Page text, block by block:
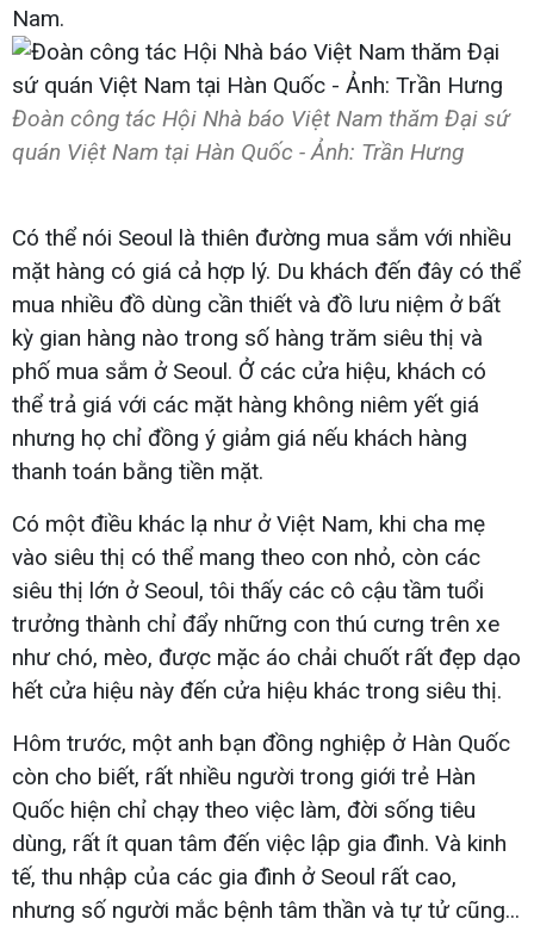
Nam.
Đoàn công tác Hội Nhà báo Việt Nam thăm Đại sứ
quán Việt Nam tại Hàn Quốc - Ảnh: Trần Hưng
Có thể nói Seoul là thiên đường mua sắm với nhiều
mặt hàng có giá cả hợp lý. Du khách đến đây có thể
mua nhiều đồ dùng cần thiết và đồ lưu niệm ở bất
kỳ gian hàng nào trong số hàng trăm siêu thị và
phố mua sắm ở Seoul. Ở các cửa hiệu, khách có
thể trả giá với các mặt hàng không niêm yết giá
nhưng họ chỉ đồng ý giảm giá nếu khách hàng
thanh toán bằng tiền mặt.
Có một điều khác lạ như ở Việt Nam, khi cha mẹ
vào siêu thị có thể mang theo con nhỏ, còn các
siêu thị lớn ở Seoul, tôi thấy các cô cậu tầm tuổi
trưởng thành chỉ đẩy những con thú cưng trên xe
như chó, mèo, được mặc áo chải chuốt rất đẹp dạo
hết cửa hiệu này đến cửa hiệu khác trong siêu thị.
Hôm trước, một anh bạn đồng nghiệp ở Hàn Quốc
còn cho biết, rất nhiều người trong giới trẻ Hàn
Quốc hiện chỉ chạy theo việc làm, đời sống tiêu
dùng, rất ít quan tâm đến việc lập gia đình. Và kinh
tế, thu nhập của các gia đình ở Seoul rất cao,
nhưng số người mắc bệnh tâm thần và tự tử cũng...